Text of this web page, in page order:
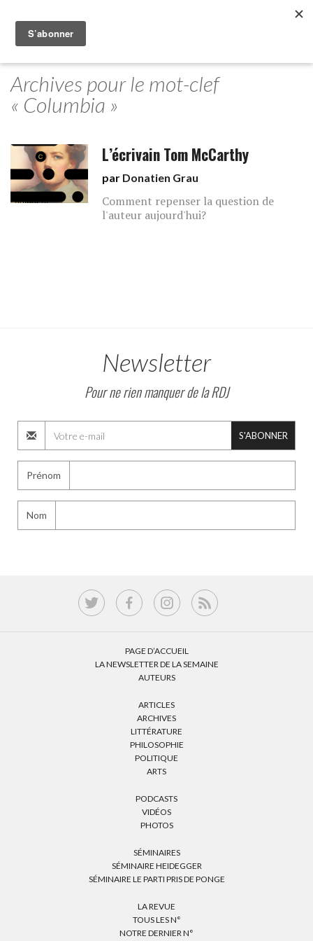
Archives pour le mot-clef
« Columbia »
L’écrivain Tom McCarthy
par Donatien Grau
Comment repenser la question de
l'auteur aujourd'hui?
Newsletter
Pour ne rien manquer de la RDJ
S'ABONNER
Prénom
Nom
PAGE D’ACCUEIL
LA NEWSLETTER DE LA SEMAINE
AUTEURS
ARTICLES
ARCHIVES
LITTÉRATURE
PHILOSOPHIE
POLITIQUE
ARTS
PODCASTS
VIDÉOS
PHOTOS
SÉMINAIRES
SÉMINAIRE HEIDEGGER
SÉMINAIRE LE PARTI PRIS DE PONGE
LA REVUE
TOUS LES N°
NOTRE DERNIER N°